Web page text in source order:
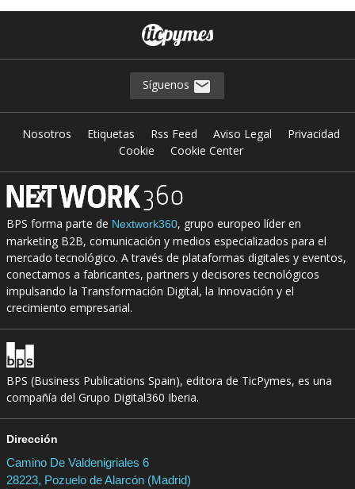
Síguenos
Nosotros Etiquetas Rss Feed Aviso Legal
Privacidad
Cookie
Cookie Center
BPS forma parte de Nextwork360, grupo europeo líder en
marketing B2B, comunicación y medios especializados para el
mercado tecnológico. A través de plataformas digitales y eventos,
conectamos a fabricantes, partners y decisores tecnológicos
impulsando la Transformación Digital, la Innovación y el
crecimiento empresarial.
BPS (Business Publications Spain), editora de TicPymes, es una
compañía del Grupo Digital360 Iberia.
Dirección
Camino De Valdenigriales 6
28223, Pozuelo de Alarcón (Madrid)